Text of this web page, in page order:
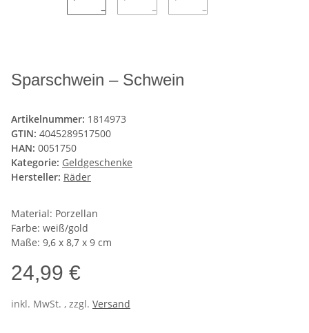
Sparschwein – Schwein
Artikelnummer: 1814973
GTIN: 4045289517500
HAN: 0051750
Kategorie: Geldgeschenke
Hersteller: Räder
Material: Porzellan
Farbe: weiß/gold
Maße: 9,6 x 8,7 x 9 cm
24,99 €
inkl. MwSt. , zzgl. Versand